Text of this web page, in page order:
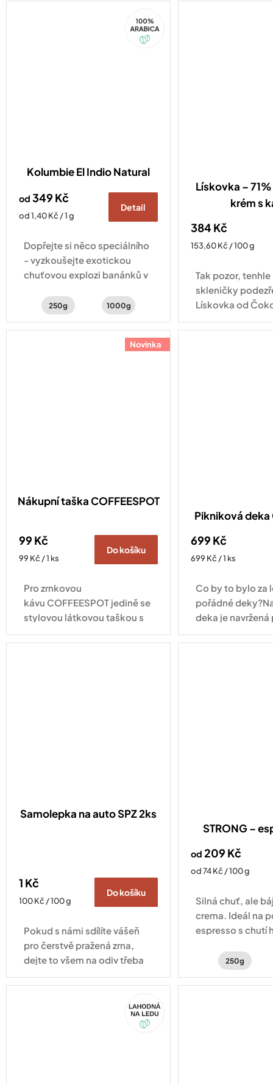
Kompatibilní se všemi druhy
Arabica
Kolumbie El Indio Natural
od 349 Kč
Měrná
od 1,40 Kč / 1 g
Detail
Dopřejte si něco speciálního
- vyzkoušejte exotickou
chuťovou explozi banánků v
pomeranče a kakaa
250g 1000g
Lískovka –
krém s
384 Kč
Měrná
153,60 Kč / 100 g
Tak pozor, tenhle
skleničky
Lískovka od
JANEK obsahuje
vybraných
Novinka
Nákupní taška COFFEESPOT
99 Kč
Měrná
99 Kč / 1 ks
Do košíku
Pro zrnkovou
kávu COFFEESPOT jedině se
stylovou látkovou taškou s
logem naší pražírny!
Bavlněná nákupní taška
Pikniková deka
699 Kč
Měrná
699 Kč / 1 ks
Co by to bylo za
pořádné
deka je
aby vám
– ať už si dáváte
Samolepka na auto SPZ 2ks
1 Kč
Měrná
100 Kč / 100 g
Do košíku
Pokud s námi sdílíte vášeň
pro čerstvě pražená zrna,
dejte to všem na odiv třeba
právě naší minimalistickou
samolepkou. Samolepka na
STRONG –
od 209 Kč
Měrná
od 74 Kč / 100 g
Silná chuť, ale
crema. Ideál na
espresso s chutí
jemným250g